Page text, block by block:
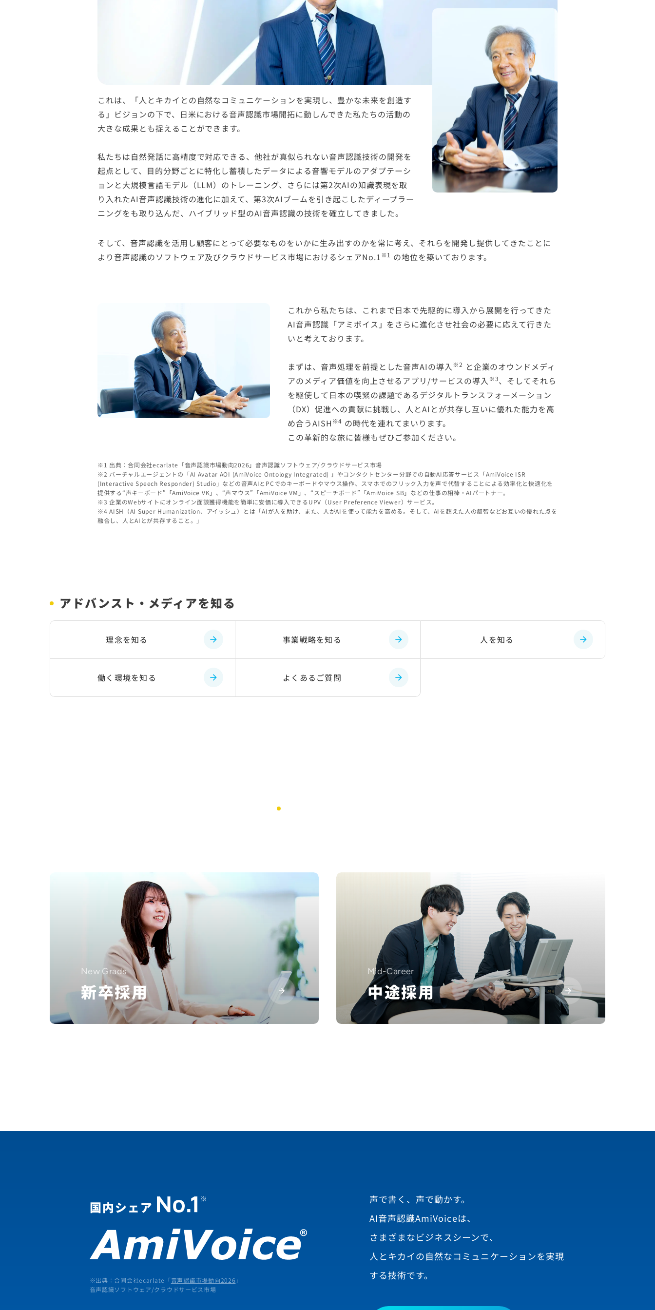
ChatGPTなどの生成AIが拓く未来への期待に世の中が沸き立っています。これは、人
の発するAIに対するプロンプト（指令）により、必要なものやことがAIから提供され
る未来への願望に他なりません。未来のAIへのプロンプトがキーボードやタップでは
なく音声で行われ音声コミュニケーションが極めて重要になるイメージが湧くのも容
易な時代になってまいりました。
これは、「人とキカイとの自然なコミュニケーションを実現し、豊かな未来を創造す
る」ビジョンの下で、日米における音声認識市場開拓に勤しんできた私たちの活動の
大きな成果とも捉えることができます。
私たちは自然発話に高精度で対応できる、他社が真似られない音声認識技術の開発を
起点として、目的分野ごとに特化し蓄積したデータによる音響モデルのアダプテーシ
ョンと大規模言語モデル（LLM）のトレーニング、さらには第2次AIの知識表現を取
り入れたAI音声認識技術の進化に加えて、第3次AIブームを引き起こしたディープラー
ニングをも取り込んだ、ハイブリッド型のAI音声認識の技術を確立してきました。
そして、音声認識を活用し顧客にとって必要なものをいかに生み出すのかを常に考え、それらを開発し提供してきたことに
より音声認識のソフトウェア及びクラウドサービス市場におけるシェアNo.1※1 の地位を築いております。
これから私たちは、これまで日本で先駆的に導入から展開を行ってきた
AI音声認識「アミボイス」をさらに進化させ社会の必要に応えて行きた
いと考えております。
まずは、音声処理を前提とした音声AIの導入※2 と企業のオウンドメディ
アのメディア価値を向上させるアプリ/サービスの導入※3、そしてそれら
を駆使して日本の喫緊の課題であるデジタルトランスフォーメーション
（DX）促進への貢献に挑戦し、人とAIとが共存し互いに優れた能力を高
め合うAISH ※4 の時代を連れてまいります。
この革新的な旅に皆様もぜひご参加ください。
※1 出典：合同会社ecarlate「音声認識市場動向2026」音声認識ソフトウェア/クラウドサービス市場
※2 バーチャルエージェントの「AI Avatar AOI (AmiVoice Ontology Integrated) 」やコンタクトセンター分野での自動AI応答サービス「AmiVoice ISR
(Interactive Speech Responder) Studio」などの音声AIとPCでのキーボードやマウス操作、スマホでのフリック入力を声で代替することによる効率化と快適化を
提供する“声キーボード”「AmiVoice VK」、“声マウス”「AmiVoice VM」、“スピーチボード”「AmiVoice SB」などの仕事の相棒・AIパートナー。
※3 企業のWebサイトにオンライン面談獲得機能を簡単に安価に導入できるUPV（User Preference Viewer）サービス。
※4 AISH（AI Super Humanization、アイッシュ）とは「AIが人を助け、また、人がAIを使って能力を高める。そして、AIを超えた人の叡智などお互いの優れた点を
融合し、人とAIとが共存すること。」
アドバンスト・メディアを知る
理念を知る 事業戦略を知る 人を知る
働く環境を知る よくあるご質問
New Grads
新卒採用
Mid-Career
中途採用
※出典：合同会社ecarlate「音声認識市場動向2026 」
音声認識ソフトウェア/クラウドサービス市場
声で書く、声で動かす。
AI音声認識AmiVoiceは、
さまざまなビジネスシーンで、
人とキカイの自然なコミュニケーションを実現
する技術です。